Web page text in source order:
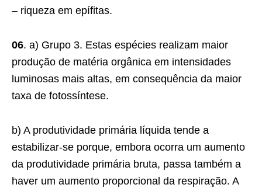
– riqueza em epífitas.
06. a) Grupo 3. Estas espécies realizam maior
produção de matéria orgânica em intensidades
luminosas mais altas, em consequência da maior
taxa de fotossíntese.
b) A produtividade primária líquida tende a
estabilizar-se porque, embora ocorra um aumento
da produtividade primária bruta, passa também a
haver um aumento proporcional da respiração. A